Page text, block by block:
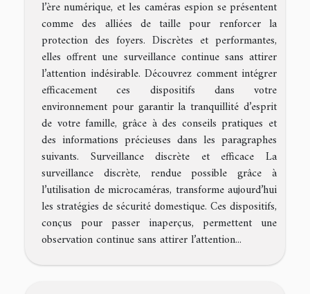
l’ère numérique, et les caméras espion se présentent
comme des alliées de taille pour renforcer la
protection des foyers. Discrètes et performantes,
elles offrent une surveillance continue sans attirer
l’attention indésirable. Découvrez comment intégrer
efficacement ces dispositifs dans votre
environnement pour garantir la tranquillité d’esprit
de votre famille, grâce à des conseils pratiques et
des informations précieuses dans les paragraphes
suivants. Surveillance discrète et efficace La
surveillance discrète, rendue possible grâce à
l’utilisation de microcaméras, transforme aujourd’hui
les stratégies de sécurité domestique. Ces dispositifs,
conçus pour passer inaperçus, permettent une
observation continue sans attirer l’attention...